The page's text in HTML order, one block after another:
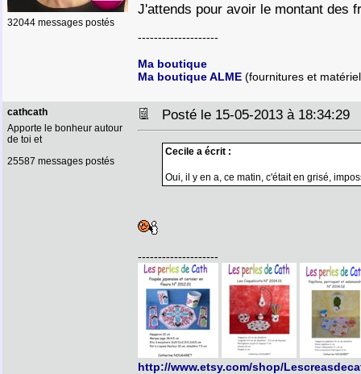
32044 messages postés
J'attends pour avoir le montant des
--------------------
Ma boutique
Ma boutique ALME (fournitures et
cathcath
Apporte le bonheur autour
de toi et
25587 messages postés
Posté le 15-05-2013 à 18:34:29
Cecile a écrit :
Oui, il y en a, ce matin, c'était en grisé,
--------------------
http://www.etsy.com/shop/